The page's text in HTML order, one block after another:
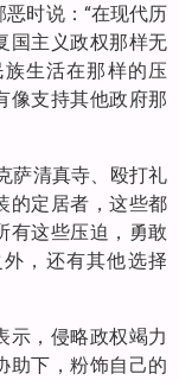
时说：“在现代历
国主义政权那样无
生活在那样的压
像支持其他政府那
萨清真寺、殴打礼
的定居者，这些都
有这些压迫，勇敢
，还有其他选择
示，侵略政权竭力
助下，粉饰自己的